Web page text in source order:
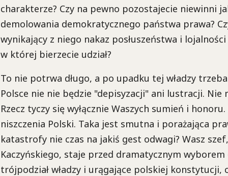
charakterze? Czy na pewno pozostajecie niewinni
demolowania demokratycznego państwa prawa?
wynikający z niego nakaz posłuszeństwa i
w której bierzecie udział?
To nie potrwa długo, a po upadku tej władzy
Polsce nie nie będzie "depisyzacji" ani lustracji. Nie
Rzecz tyczy się wyłącznie Waszych sumień i
niszczenia Polski. Taka jest smutna i porażająca
katastrofy nie czas na jakiś gest odwagi? Wasz
Kaczyńskiego, staje przed dramatycznym
trójpodział władzy i urągające polskiej konstytucji,